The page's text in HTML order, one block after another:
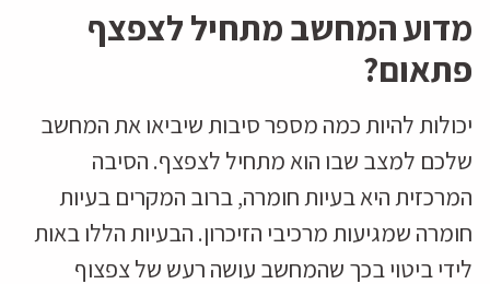
מדוע המחשב מתחיל לצפצף
פתאום?
יכולות להיות כמה מספר סיבות שיביאו את המחשב
שלכם למצב שבו הוא מתחיל לצפצף. הסיבה
המרכזית היא בעיות חומרה, ברוב המקרים בעיות
חומרה שמגיעות מרכיבי הזיכרון. הבעיות הללו באות
לידי ביטוי בכך שהמחשב עושה רעש של צפצוף